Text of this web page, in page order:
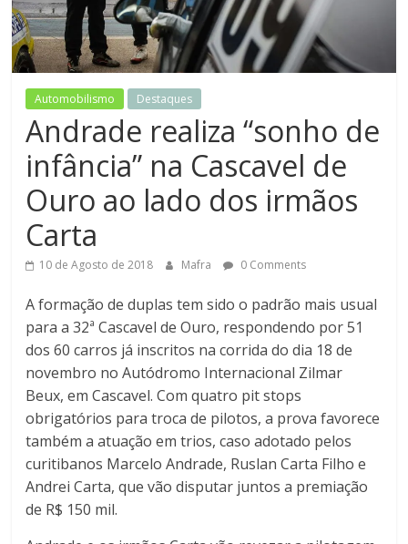
do
Esporte
Motor
Automobilismo Destaques
Andrade realiza “sonho de
infância” na Cascavel de
Ouro ao lado dos irmãos
Carta
10 de Agosto de 2018 Mafra 0 Comments
A formação de duplas tem sido o padrão mais usual
para a 32ª Cascavel de Ouro, respondendo por 51
dos 60 carros já inscritos na corrida do dia 18 de
novembro no Autódromo Internacional Zilmar
Beux, em Cascavel. Com quatro pit stops
obrigatórios para troca de pilotos, a prova favorece
também a atuação em trios, caso adotado pelos
curitibanos Marcelo Andrade, Ruslan Carta Filho e
Andrei Carta, que vão disputar juntos a premiação
de R$ 150 mil.